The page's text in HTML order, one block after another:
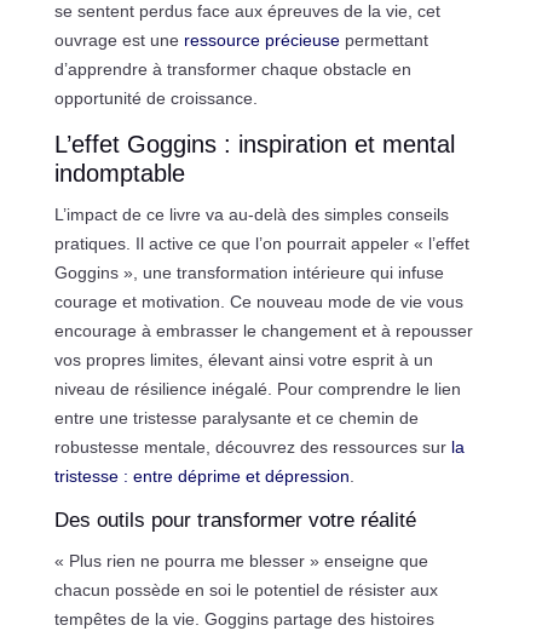
se sentent perdus face aux épreuves de la vie, cet
ouvrage est une ressource précieusepermettant
d’apprendre à transformer chaque obstacle en
opportunité de croissance.
L’effet Goggins : inspiration et mental
indomptable
L’impact de ce livre va au-delà des simples conseils
pratiques. Il active ce que l’on pourrait appeler « l’effet
Goggins », une transformation intérieure qui infuse
courage et motivation. Ce nouveau mode de vie vous
encourage à embrasser le changement et à repousser
vos propres limites, élevant ainsi votre esprit à un
niveau de résilience inégalé. Pour comprendre le lien
entre une tristesse paralysante et ce chemin de
robustesse mentale, découvrez des ressources sur la
tristesse : entre déprime et dépression.
Des outils pour transformer votre réalité
« Plus rien ne pourra me blesser » enseigne que
chacun possède en soi le potentiel de résister aux
tempêtes de la vie. Goggins partage des histoires